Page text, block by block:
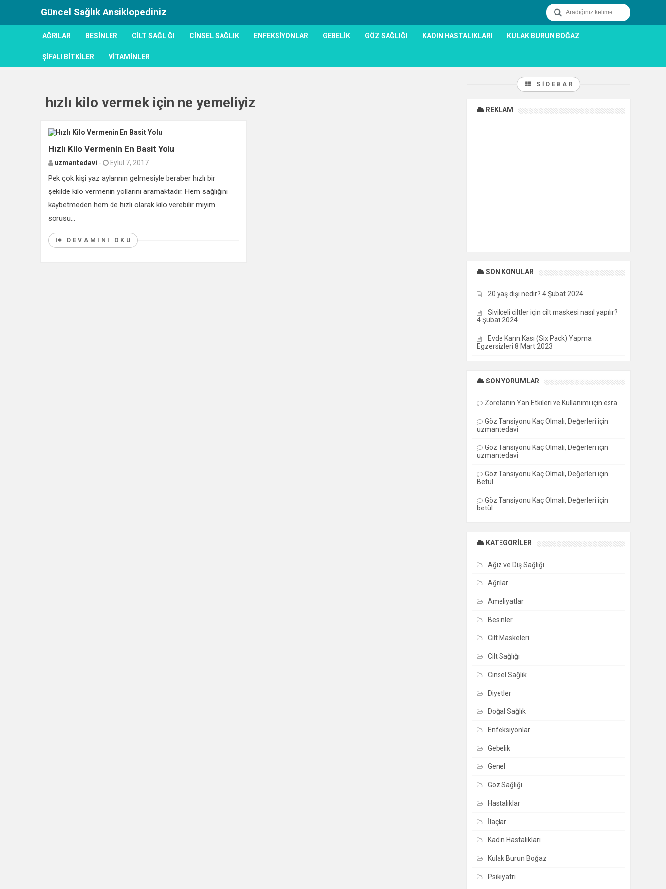
Güncel Sağlık Ansiklopediniz
AĞRILAR BESINLER CILT SAĞLIĞI CINSEL SAĞLIK ENFEKSIYONLAR GEBELIK GÖZ SAĞLIĞI KADIN HASTALIKLARI KULAK BURUN BOĞAZ
ŞIFALI BITKILER VITAMINLER
hızlı kilo vermek için ne yemeliyiz
Hızlı Kilo Vermenin En Basit Yolu
uzmantedavi - Eylül 7, 2017
Pek çok kişi yaz aylarının gelmesiyle beraber hızlı bir
şekilde kilo vermenin yollarını aramaktadır. Hem sağlığını
kaybetmeden hem de hızlı olarak kilo verebilir miyim
sorusu...
DEVAMINI OKU
SIDEBAR
REKLAM
SON KONULAR
20 yaş dişi nedir? 4 Şubat 2024
Sivilceli ciltler için cilt maskesi nasıl yapılır?
4 Şubat 2024
Evde Karın Kası (Six Pack) Yapma
Egzersizleri 8 Mart 2023
SON YORUMLAR
Zoretanin Yan Etkileri ve Kullanımı için esra
Göz Tansiyonu Kaç Olmalı, Değerleri için
uzmantedavi
Göz Tansiyonu Kaç Olmalı, Değerleri için
uzmantedavi
Göz Tansiyonu Kaç Olmalı, Değerleri için
Betül
Göz Tansiyonu Kaç Olmalı, Değerleri için
betül
KATEGORILER
Ağız ve Diş Sağlığı
Ağrılar
Ameliyatlar
Besinler
Cilt Maskeleri
Cilt Sağlığı
Cinsel Sağlık
Diyetler
Doğal Sağlık
Enfeksiyonlar
Gebelik
Genel
Göz Sağlığı
Hastalıklar
İlaçlar
Kadın Hastalıkları
Kulak Burun Boğaz
Psikiyatri